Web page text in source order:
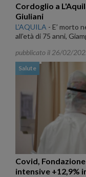
Cordoglio a
Giuliani
L'AQUILA - E’ morto
all’età di 75 anni,
pubblicato il 26/02/
Salute
Covid,
intensive +12,9%